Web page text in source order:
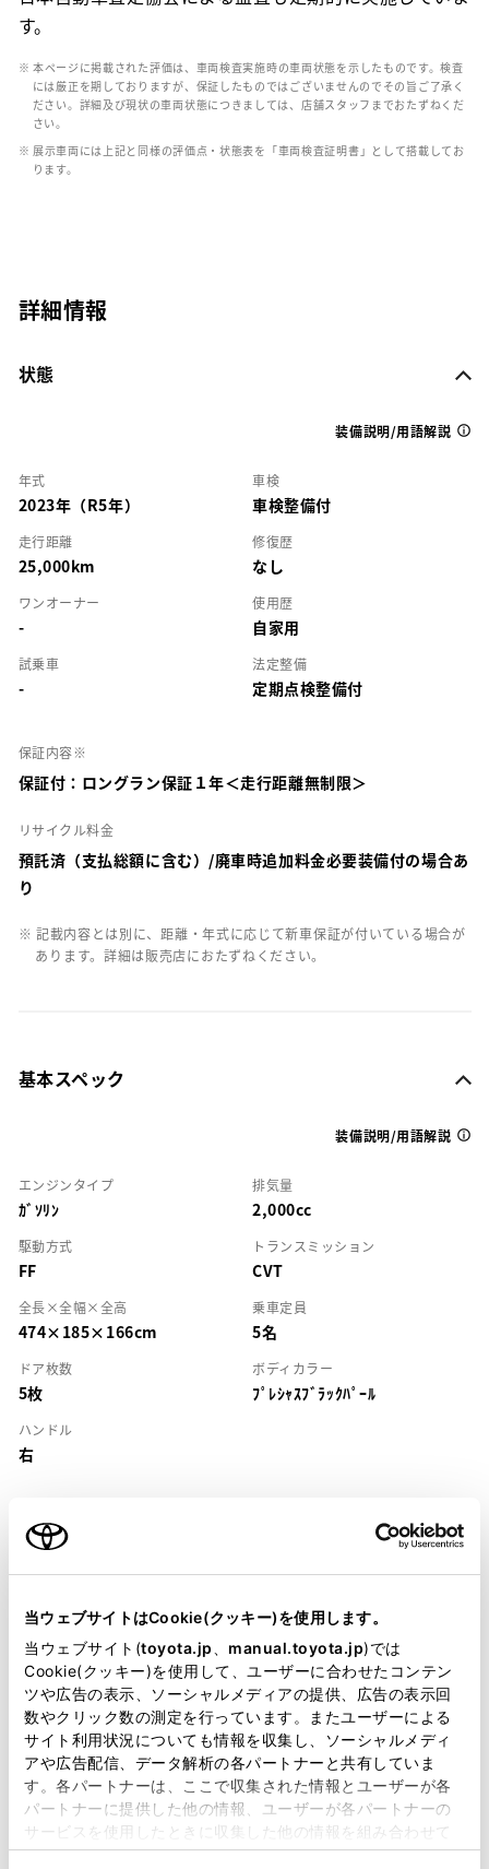
当ウェブサイトはCookie(クッキー)を使用します。
当ウェブサイト(toyota.jp manual.toyota.jp)では
Cookie(クッキー)を使用して、ユーザーに合わせたコンテン
ツや広告の表示、ソーシャルメディアの提供、広告の表示回
数やクリック数の測定を行っています。またユーザーによる
サイト利用状況についても情報を収集し、ソーシャルメディ
アや広告配信、データ解析の各パートナーと共有していま
す。各パートナーは、ここで収集された情報とユーザーが各
パートナーに提供した他の情報、ユーザーが各パートナーの
サービスを使用したときに収集した他の情報を組み合わせて
使用することがあります。当ウェブサイトの使用を続行する
す。
※ 本ページに掲載された評価は、車両検査実施時の車両状態を示したものです。検査
には厳正を期しておりますが、保証したものではございませんのでその旨ご了承く
ださい。詳細及び現状の車両状態につきましては、店舗スタッフまでおたずねくだ
さい。
※ 展示車両には上記と同様の評価点・状態表を「車両検査証明書」として搭載してお
ります。
詳細情報
状態
装備説明/用語解説
年式
2023年（R5年）
車検
車検整備付
走行距離
25,000km
修復歴
なし
ワンオーナー
-
使用歴
自家用
試乗車
-
法定整備
定期点検整備付
保証内容※
保証付：ロングラン保証１年＜走行距離無制限＞
リサイクル料金
預託済（支払総額に含む）/廃車時追加料金必要装備付の場合あ
り
※ 記載内容とは別に、距離・年式に応じて新車保証が付いている場合が
あります。詳細は販売店におたずねください。
基本スペック
装備説明/用語解説
エンジンタイプ
ｶﾞｿﾘﾝ
排気量
2,000cc
駆動方式
FF
トランスミッション
CVT
全長×全幅×全高
474×185×166cm
乗車定員
5名
ドア枚数
5枚
ボディカラー
ﾌﾟﾚｼｬｽﾌﾞﾗｯｸﾊﾟｰﾙ
ハンドル
右
装備・仕様
装備説明/用語解説
基本装備
パワステ